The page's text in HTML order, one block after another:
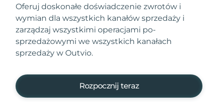
Oferuj doskonałe doświadczenie zwrotów i
wymian dla wszystkich kanałów sprzedaży i
zarządzaj wszystkimi operacjami po-
sprzedażowymi we wszystkich kanałach
sprzedaży w Outvio.
Rozpocznij teraz